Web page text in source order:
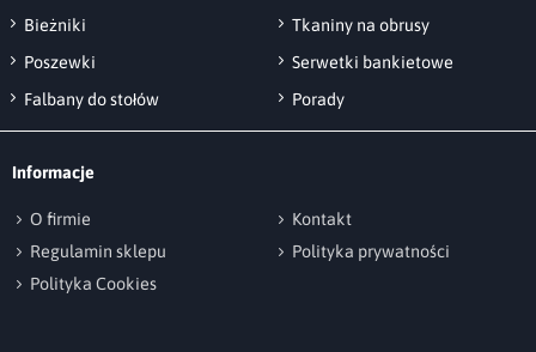
Bieżniki
Tkaniny na obrusy
Poszewki
Serwetki bankietowe
Falbany do stołów
Porady
Informacje
O firmie
Kontakt
Regulamin sklepu
Polityka prywatności
Polityka Cookies